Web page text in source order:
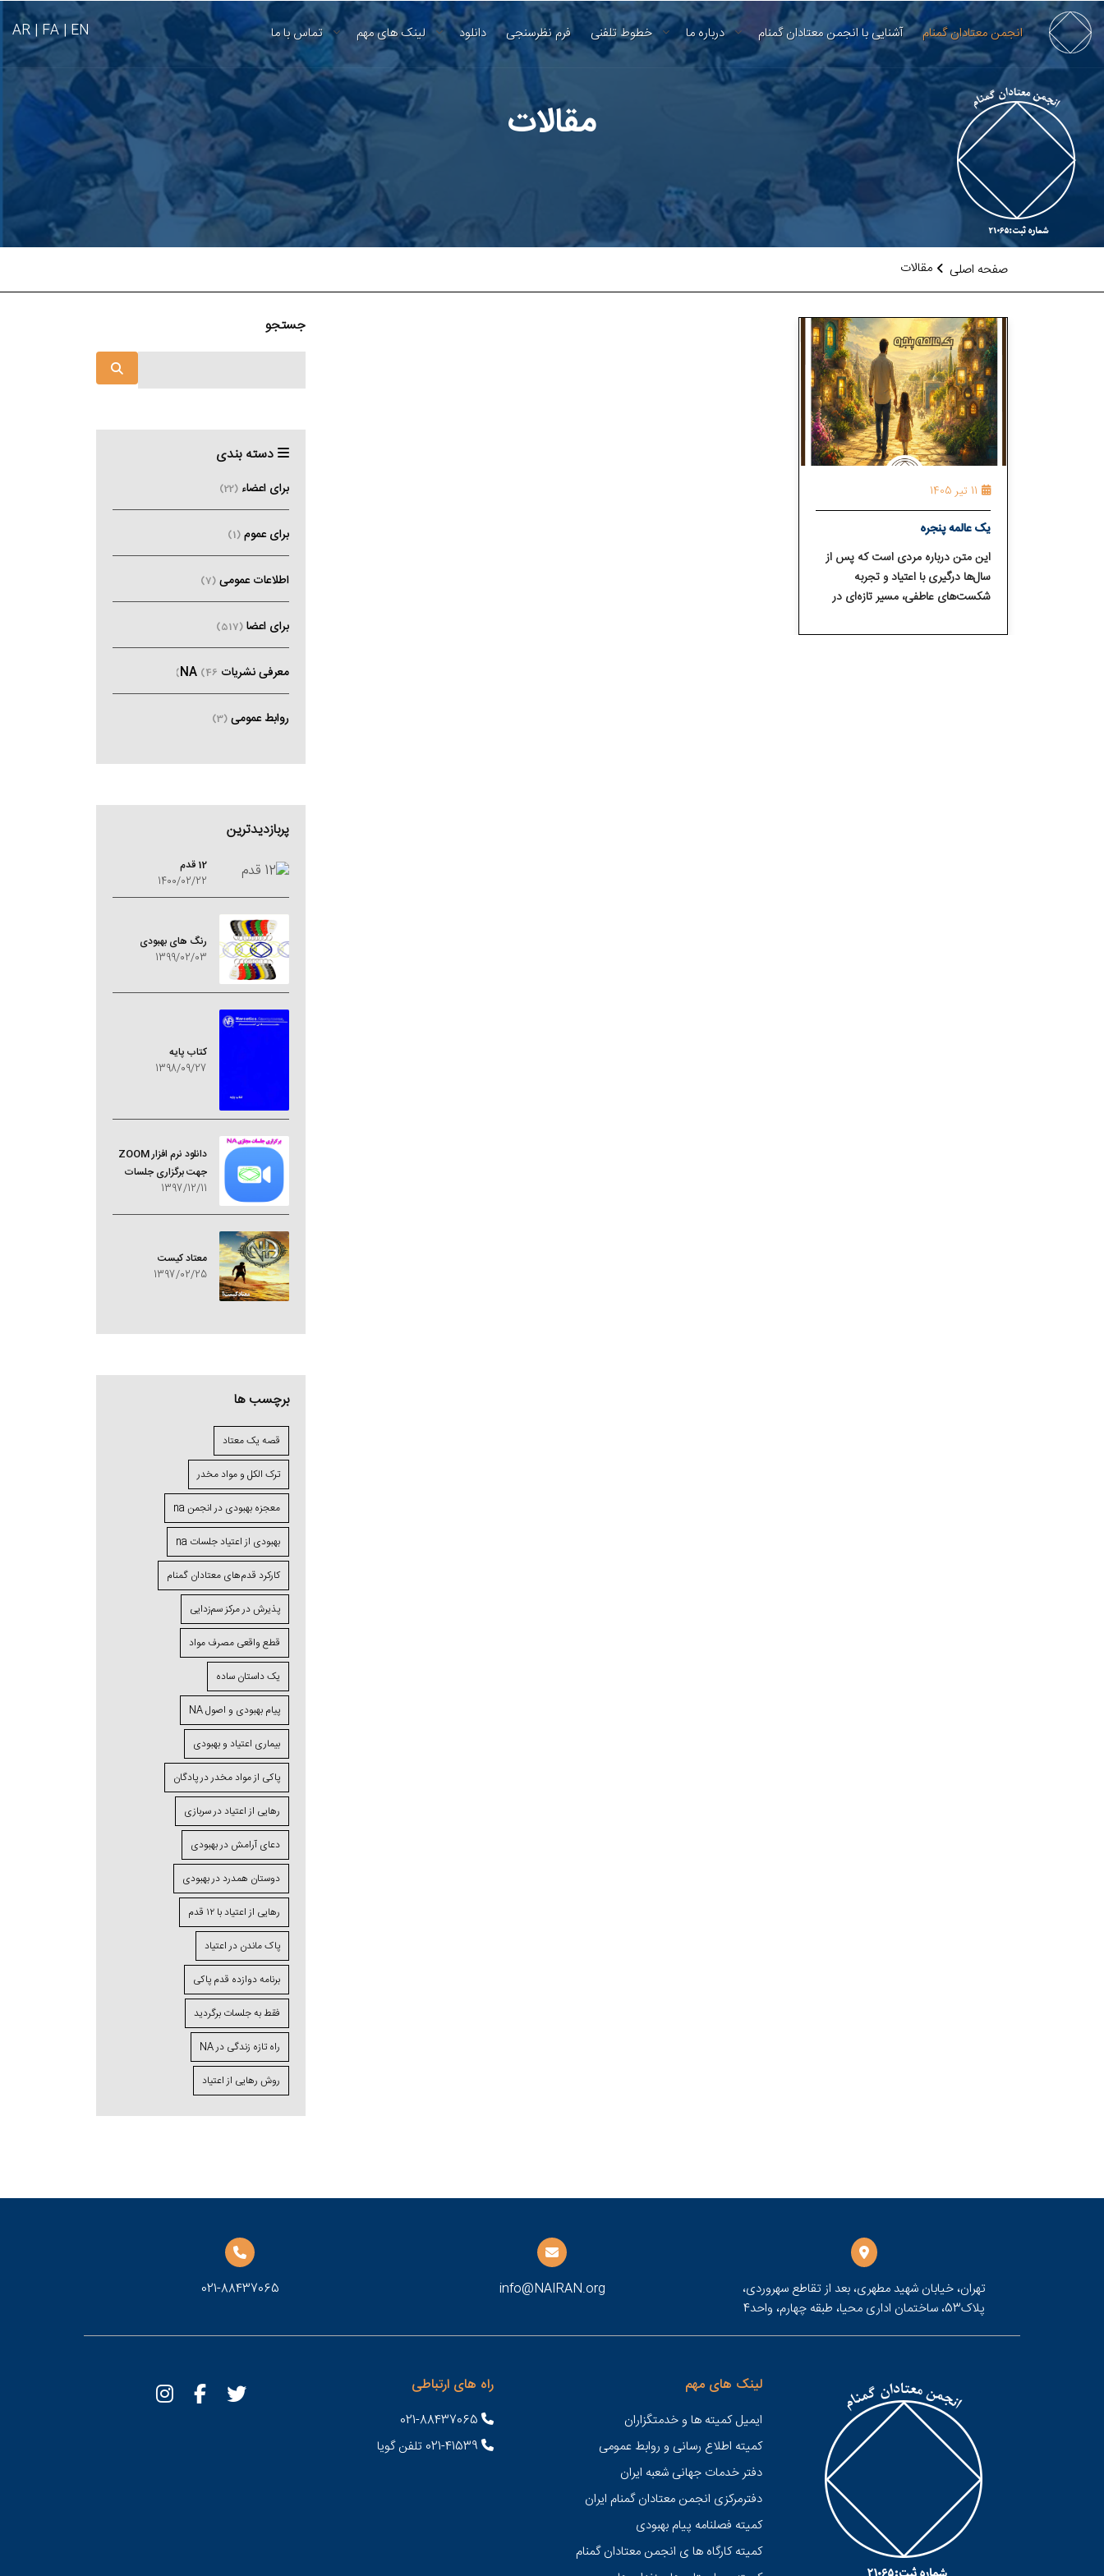
EN |
FA |
AR انجمن معتادان گمنام آشنایی با انجمن معتادان گمنام درباره ما خطوط تلفنی فرم نظرسنجی دانلود لینک های مهم تماس با ما
مقالات
صفحه اصلی مقالات
11 تیر 1405
یک عالمه پنجره
این متن درباره مردی است که پس از
سال‌ها درگیری با اعتیاد و تجربه
شکست‌های عاطفی، مسیر تازه‌ای در
کارکرد قدم‌های دوازده‌گانه و کمک
جستجو
دسته بندی
برای اعضاء (22)
برای عموم (1)
اطلاعات عمومی (7)
برای اعضا (517)
معرفی نشریات NA (46)
روابط عمومی (3)
پربازدیدترین
12 قدم
1400/02/22
رنگ های بهبودی
1399/02/03
کتاب پایه
1398/09/27
دانلود نرم افزار ZOOM
جهت برگزاری جلسات
مجازی NA
1397/12/11
معتاد کيست
1397/02/25
برچسب ها
قصه یک معتاد
ترک الکل و مواد مخدر
معجزه بهبودی در انجمن na
بهبودی از اعتیاد جلسات na
کارکرد قدم‌های معتادان گمنام
پذیرش در مرکز سم‌زدایی
قطع واقعی مصرف مواد
یک داستان ساده
پیام بهبودی و اصول NA
بیماری اعتیاد و بهبودی
پاکی از مواد مخدر در پادگان
رهایی از اعتیاد در سربازی
دعای آرامش در بهبودی
دوستان همدرد در بهبودی
رهایی از اعتیاد با ۱۲ قدم
پاک ماندن در اعتیاد
برنامه دوازده قدم پاکی
فقط به جلسات برگردید
راه تازه زندگی در NA
روش رهایی از اعتیاد
تهران، خیابان شهید مطهری، بعد از تقاطع سهروردی،
پلاک53، ساختمان اداری محیا، طبقه چهارم، واحد4
info@NAIRAN.org
021-88437065
لینک های مهم
ایمیل کمیته ها و خدمتگزاران
کميته اطلاع رسانی و روابط عمومی
دفتر خدمات جهانی شعبه ايران
دفترمرکزی انجمن معتادان گمنام ایران
کمیته فصلنامه پیام بهبودی
کمیته کارگاه ها ی انجمن معتادان گمنام
راه های ارتباطی